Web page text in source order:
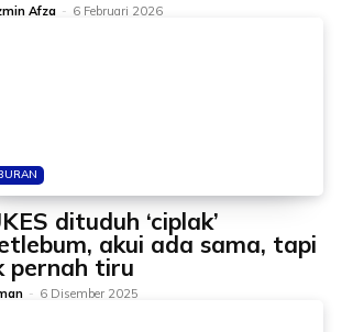
Afza - 6 Februari 2026
dituduh ‘ciplak’
akui ada sama, tapi
pernah tiru
- 6 Disember 2025